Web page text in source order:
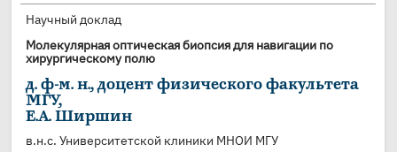
Научный доклад
Молекулярная оптическая биопсия для навигации по
хирургическому полю
д. ф-м. н., доцент физического факультета
МГУ,
Е.А. Ширшин
в.н.с. Университетской клиники МНОИ МГУ